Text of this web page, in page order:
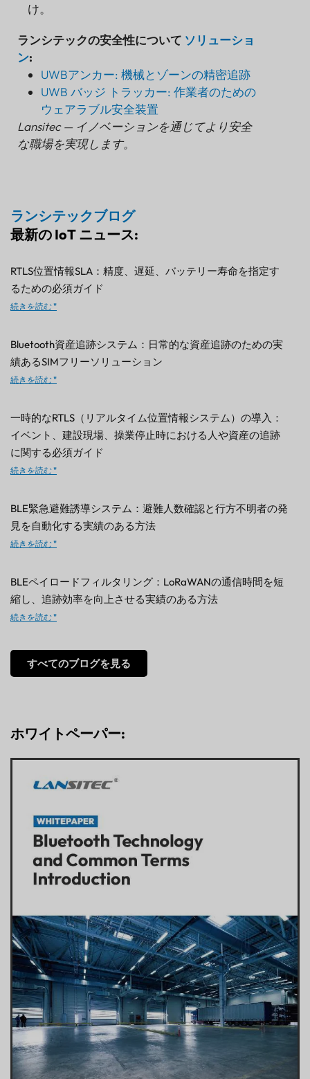
け。
ランシテックの安全性について ソリューショ
ン:
UWBアンカー: 機械とゾーンの精密追跡
UWB バッジ トラッカー: 作業者のための
ウェアラブル安全装置
Lansitec — イノベーションを通じてより安全
な職場を実現します。
ランシテックブログ
最新の IoT ニュース:
RTLS位置情報SLA：精度、遅延、バッテリー寿命を指定す
るための必須ガイド
続きを読む "
Bluetooth資産追跡システム：日常的な資産追跡のための実
績あるSIMフリーソリューション
続きを読む "
一時的なRTLS（リアルタイム位置情報システム）の導入：
イベント、建設現場、操業停止時における人や資産の追跡
に関する必須ガイド
続きを読む "
BLE緊急避難誘導システム：避難人数確認と行方不明者の発
見を自動化する実績のある方法
続きを読む "
BLEペイロードフィルタリング：LoRaWANの通信時間を短
縮し、追跡効率を向上させる実績のある方法
続きを読む "
すべてのブログを見る
ホワイトペーパー: